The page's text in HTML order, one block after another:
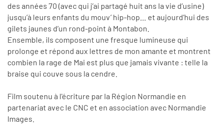
des années 70 (avec qui j’ai partagé huit ans la vie d’usine)
jusqu’à leurs enfants du mouv’ hip-hop… et aujourd’hui des
gilets jaunes d’un rond-point à Montabon.
Ensemble, ils composent une fresque lumineuse qui
prolonge et répond aux lettres de mon amante et montrent
combien la rage de Mai est plus que jamais vivante : telle la
braise qui couve sous la cendre.
Film soutenu à l'écriture par la Région Normandie en
partenariat avec le CNC et en association avec Normandie
Images.